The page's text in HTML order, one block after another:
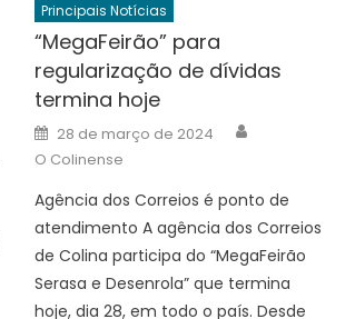
Principais Notícias
“MegaFeirão” para
regularização de dívidas
termina hoje
Posted
on
28 de março de 2024
O Colinense
Agência dos Correios é ponto de
atendimento A agência dos Correios
de Colina participa do “MegaFeirão
Serasa e Desenrola” que termina
hoje, dia 28, em todo o país. Desde